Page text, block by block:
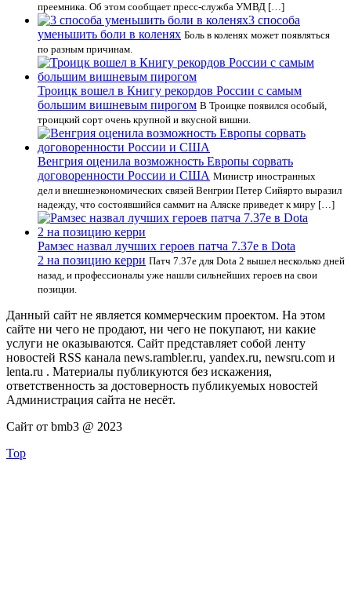
преемника. Об этом сообщает пресс-служба УМВД […]
3 способа
уменьшить боли в коленях Боль в коленях может появляться
по разным причинам.
Троицк вошел в Книгу рекордов России с самым
большим вишневым пирогом В Троицке появился особый,
троицкий сорт очень крупной и вкусной вишни.
Венгрия оценила возможность Европы сорвать
договоренности России и США Министр иностранных
дел и внешнеэкономических связей Венгрии Петер Сийярто выразил
надежду, что состоявшийся саммит на Аляске приведет к миру […]
Рамзес назвал лучших героев патча 7.37e в Dota
2 на позицию керри Патч 7.37е для Dota 2 вышел несколько дней
назад, и профессионалы уже нашли сильнейших героев на свои
позиции.
Данный сайт не является коммерческим проектом. На этом
сайте ни чего не продают, ни чего не покупают, ни какие
услуги не оказываются. Сайт представляет собой ленту
новостей RSS канала news.rambler.ru, yandex.ru, newsru.com и
lenta.ru . Материалы публикуются без искажения,
ответственность за достоверность публикуемых новостей
Администрация сайта не несёт.
Сайт от bmb3 @ 2023
Top